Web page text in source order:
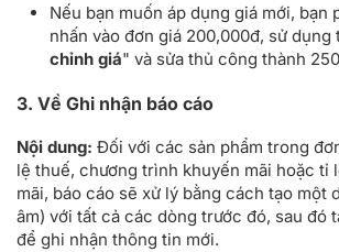
Nếu bạn muốn áp dụng giá mới, bạn
nhấn vào đơn giá 200,000đ, sử dụng
chỉnh giá" và sửa thủ công thành
3. Về Ghi nhận báo cáo
Nội dung: Đối với các sản phẩm trong
lệ thuế, chương trình khuyến mãi hoặc tỉ
mãi, báo cáo sẽ xử lý bằng cách tạo một
âm) với tất cả các dòng trước đó, sau đó
để ghi nhận thông tin mới.